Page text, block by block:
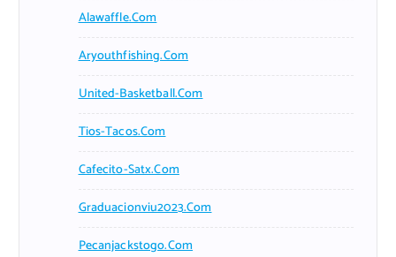
Alawaffle.com
Aryouthfishing.com
United-Basketball.com
Tios-Tacos.com
Cafecito-Satx.com
Graduacionviu2023.com
Pecanjackstogo.com